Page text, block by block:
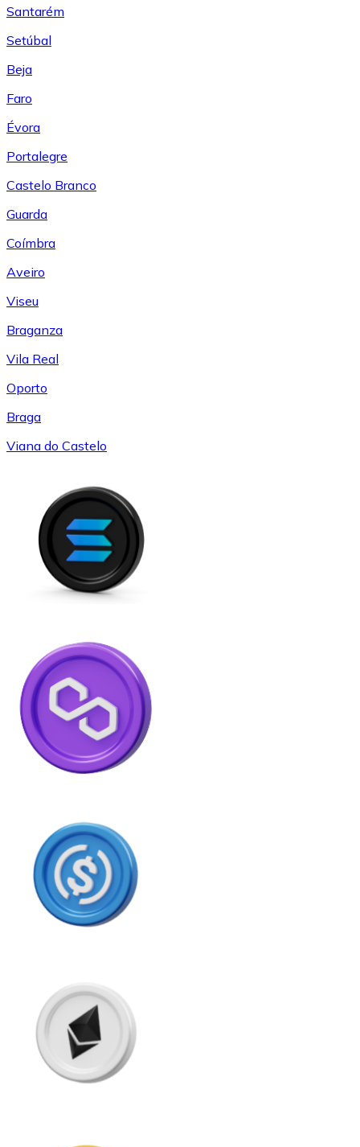
Santarém
Setúbal
Beja
Faro
Évora
Portalegre
Castelo Branco
Guarda
Coímbra
Aveiro
Viseu
Braganza
Vila Real
Oporto
Braga
Viana do Castelo